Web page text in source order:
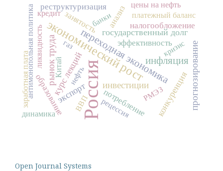
Россия
экономический рост
переходная экономика
инфляция
рынок труда инвестиции прогнозирование
государственный долг
курс лекций конкуренция
экспорт
эффективность
образование
занятость
реструктуризация
потребление
налогообложение
анализ
антимонопольная политика Китай
ликвидность
платежный баланс
газ кризис
цены на нефть
заработная плата нефть
банки
РМЭЗ
ВВП рецессия
динамика
кредит
Open Journal Systems